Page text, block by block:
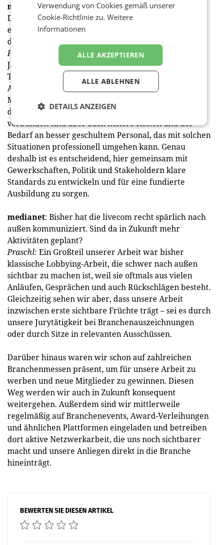
medianet: Sie haben das Thema Sicherheit erwähnt.
Die Gewerkschaft vida forderte kürzlich bessere bzw.
einheitliche Ausbildungs- und Qualitätsstandards für
die Security-Branche. Wie sehen Sie diese Thematik?
Praschl
: Das Thema Sicherheit hat in den letzten
Jahren – wegen vermeintlicher oder tatsächlicher
Terrordrohungen – zusätzlich an Brisanz gewonnen.
Auch die Awareness rund um Crowd Safety
Management und Sicherheitsvorkehrungen ist
deutlich gestiegen – und das völlig zurecht. Damit
verbunden sind aber auch höhere Kosten und der
Bedarf an besser geschultem Personal, das mit solchen
Situationen professionell umgehen kann. Genau
deshalb ist es entscheidend, hier gemeinsam mit
Gewerkschaften, Politik und Stakeholdern klare
Standards zu entwickeln und für eine fundierte
Ausbildung zu sorgen.
medianet: Bisher hat die livecom recht spärlich nach
außen kommuniziert. Sind da in Zukunft mehr
Aktivitäten geplant?
Praschl: Ein Großteil unserer Arbeit war bisher
klassische Lobbying-Arbeit, die schwer nach außen
sichtbar zu machen ist, weil sie oftmals aus vielen
Anläufen, Gesprächen und auch Rückschlägen besteht.
Gleichzeitig sehen wir aber, dass unsere Arbeit
inzwischen erste sichtbare Früchte trägt – sei es durch
unsere Jurytätigkeit bei Branchenauszeichnungen
oder durch Sitze in relevanten Ausschüssen.
Darüber hinaus waren wir schon auf zahlreichen
Branchenmessen präsent, um für unsere Arbeit zu
werben und neue Mitglieder zu gewinnen. Diesen
Weg werden wir auch in Zukunft konsequent
weitergehen. Außerdem sind wir mittlerweile
regelmäßig auf Branchenevents, Award-Verleihungen
und ähnlichen Plattformen eingeladen und betreiben
dort aktive Netzwerkarbeit, die uns noch sichtbarer
macht und unsere Anliegen direkt in die Branche
hineinträgt.
BEWERTEN SIE DIESEN ARTIKEL
Verwendung von Cookies gemäß unserer
Cookie-Richtlinie zu.Weitere
Informationen
ALLE AKZEPTIEREN
ALLE ABLEHNEN
DETAILS ANZEIGEN